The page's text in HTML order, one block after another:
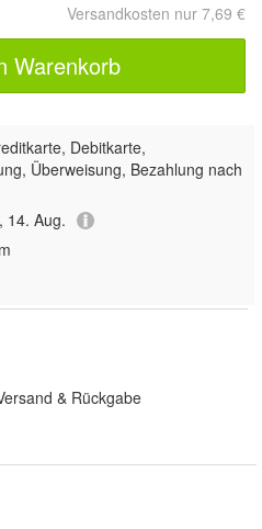
Versandkosten nur 7,69 €
Warenkorb
Debitkarte,
Überweisung, Bezahlung nach
14. Aug.
& Rückgabe